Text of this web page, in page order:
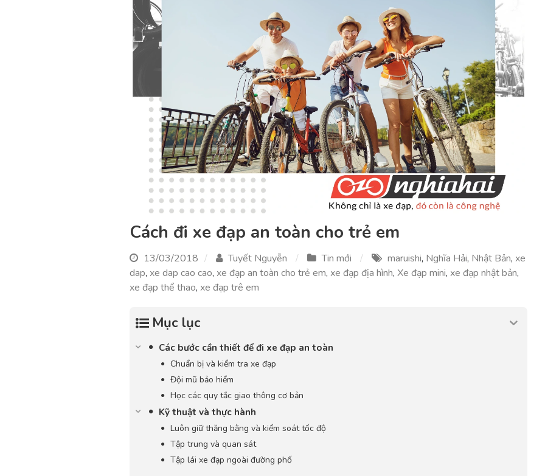
Cách đi xe đạp an toàn cho trẻ em
13/03/2018 Tuyết Nguyễn Tin mới maruishi, Nghĩa Hải, Nhật Bản, xe
dap, xe dap cao cao, xe đạp an toàn cho trẻ em, xe đạp địa hình, Xe đạp mini, xe đạp nhật bản,
xe đạp thể thao, xe đạp trê em
Mục lục
Các bước cần thiết để đi xe đạp an toàn
Chuẩn bị và kiểm tra xe đạp
Đội mũ bảo hiểm
Học các quy tắc giao thông cơ bản
Kỹ thuật và thực hành
Luôn giữ thăng bằng và kiểm soát tốc độ
Tập trung và quan sát
Tập lái xe đạp ngoài đường phố